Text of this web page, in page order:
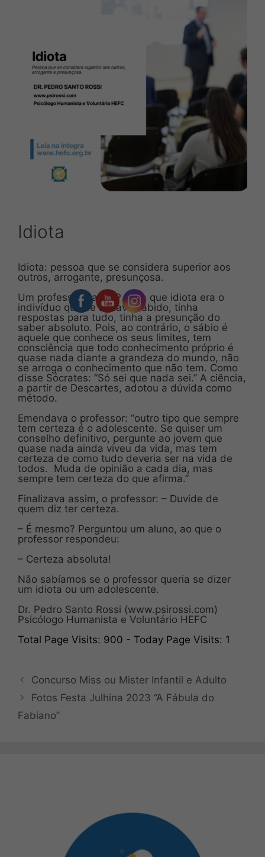
Idiota
Idiota: pessoa que se considera superior aos
outros, arrogante, presunçosa.
Um professor da USP dizia que idiota era o
indivíduo que se achava sabido, tinha
respostas para tudo, tinha a presunção do
saber absoluto. Pois, ao contrário, o sábio é
aquele que conhece os seus limites, tem
consciência que todo conhecimento próprio é
quase nada diante a grandeza do mundo, não
se arroga o conhecimento que não tem. Como
disse Sócrates: “Só sei que nada sei.” A ciência,
a partir de Descartes, adotou a dúvida como
método.
Emendava o professor: “outro tipo que sempre
tem certeza é o adolescente. Se quiser um
conselho definitivo, pergunte ao jovem que
quase nada ainda viveu da vida, mas tem
certeza de como tudo deveria ser na vida de
todos. Muda de opinião a cada dia, mas
sempre tem certeza do que afirma.”
Finalizava assim, o professor: – Duvide de
quem diz ter certeza.
– É mesmo? Perguntou um aluno, ao que o
professor respondeu:
– Certeza absoluta!
Não sabíamos se o professor queria se dizer
um idiota ou um adolescente.
Dr. Pedro Santo Rossi (www.psirossi.com)
Psicólogo Humanista e Voluntário HEFC
Total Page Visits: 900 - Today Page Visits: 1
Concurso Miss ou Mister Infantil e Adulto
Fotos Festa Julhina 2023 “A Fábula do
Fabiano”